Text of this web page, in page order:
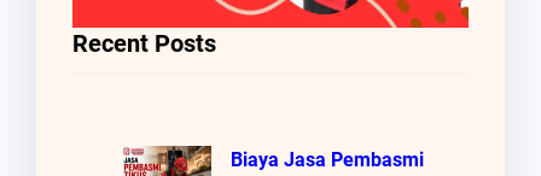
Recent Posts
Biaya Jasa Pembasmi